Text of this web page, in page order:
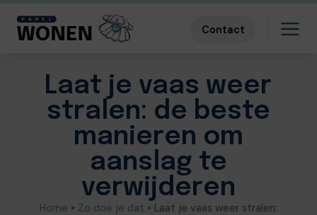
Contact
Laat je vaas weer
stralen: de beste
manieren om
aanslag te
verwijderen
Home • Zo doe je dat • Laat je vaas weer stralen: